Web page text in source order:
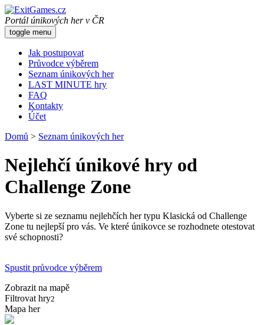
Portál únikových her v ČR
toggle menu
Jak postupovat
Průvodce výběrem
Seznam únikových her
LAST MINUTE hry
FAQ
Kontakty
Účet
Domů > Seznam únikových her
Nejlehčí únikové hry od
Challenge Zone
Vyberte si ze seznamu nejlehčích her typu Klasická od Challenge
Zone tu nejlepší pro vás. Ve které únikovce se rozhodnete otestovat
své schopnosti?
Spustit průvodce výběrem
Zobrazit na mapě
Filtrovat hry2
Mapa her